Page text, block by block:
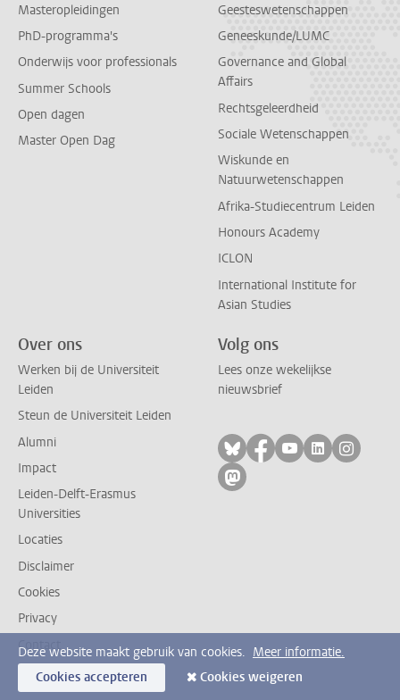
Masteropleidingen
PhD-programma's
Onderwijs voor professionals
Summer Schools
Open dagen
Master Open Dag
Geesteswetenschappen
Geneeskunde/LUMC
Governance and Global
Affairs
Rechtsgeleerdheid
Sociale Wetenschappen
Wiskunde en
Natuurwetenschappen
Afrika-Studiecentrum Leiden
Honours Academy
ICLON
International Institute for
Asian Studies
Over ons
Werken bij de Universiteit
Leiden
Steun de Universiteit Leiden
Alumni
Impact
Leiden-Delft-Erasmus
Universities
Locaties
Disclaimer
Cookies
Privacy
Contact
Volg ons
Lees onze wekelijkse
nieuwsbrief
Volg ons op bluesky
Volg ons op
Volg ons op
Volg ons
Volg
Volg ons op mastodon
Deze website maakt gebruik van cookies. Meer informatie.
Cookies accepteren
Cookies weigeren